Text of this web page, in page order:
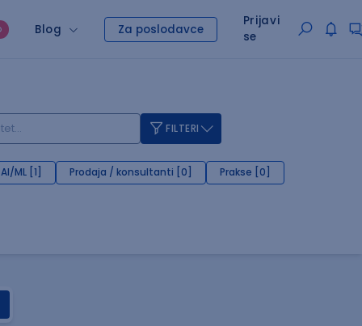
Blog Za poslodavce
Prijavi
se
FILTERI
AI/ML [1] Prodaja / konsultanti [0] Prakse [0]